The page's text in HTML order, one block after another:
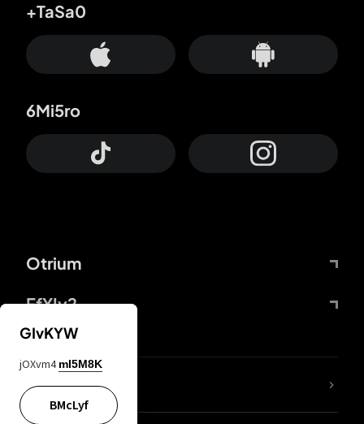
Otrium
FfYIy2
+TaSa0
6Mi5ro
KIjvtr
GIvKYW
jOXvm4 mI5M8K
BMcLyf